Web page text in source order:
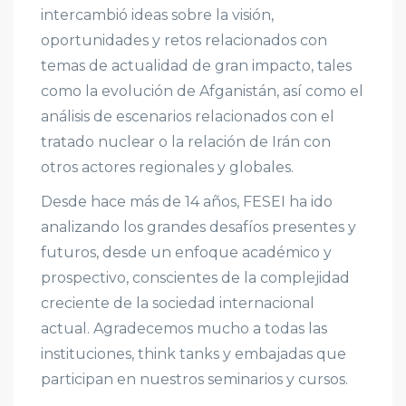
intercambió ideas sobre la visión,
oportunidades y retos relacionados con
temas de actualidad de gran impacto, tales
como la evolución de Afganistán, así como el
análisis de escenarios relacionados con el
tratado nuclear o la relación de Irán con
otros actores regionales y globales.
Desde hace más de 14 años, FESEI ha ido
analizando los grandes desafíos presentes y
futuros, desde un enfoque académico y
prospectivo, conscientes de la complejidad
creciente de la sociedad internacional
actual. Agradecemos mucho a todas las
instituciones, think tanks y embajadas que
participan en nuestros seminarios y cursos.